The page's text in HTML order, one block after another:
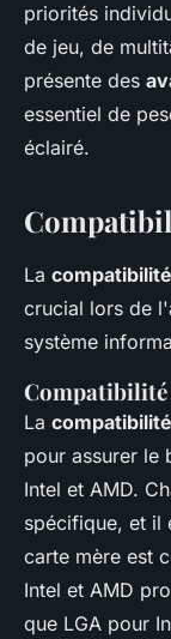
priorités
de jeu, de
présente des
essentiel de
éclairé.
La
crucial lors de
système
Compatibilité
La
pour assurer le
Intel et AMD.
spécifique, et il
carte mère est
Intel et AMD
que LGA pour